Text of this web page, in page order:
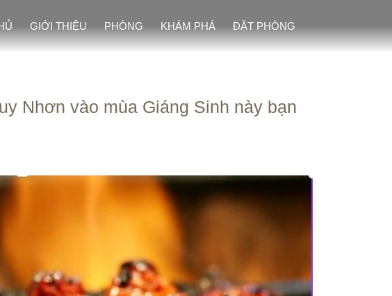
GIỚI THIỆU PHÒNG KHÁM PHÁ ĐẶT PHÒNG
Nhơn vào mùa Giáng Sinh này bạn